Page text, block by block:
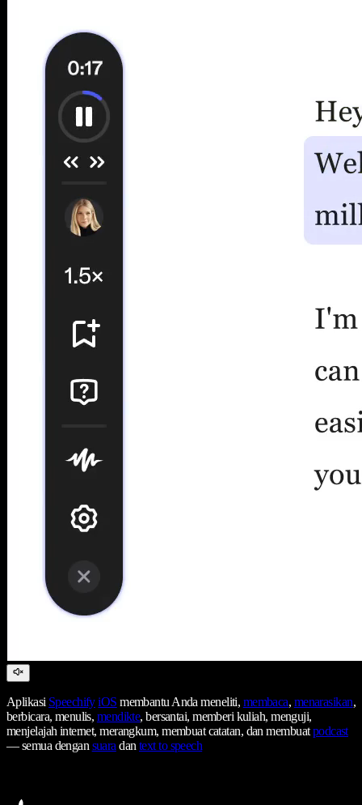
Aplikasi Speechify iOS membantu Anda meneliti, membaca, menarasikan,
berbicara, menulis, mendikte, bersantai, memberi kuliah, menguji,
menjelajah internet, merangkum, membuat catatan, dan membuatpodcast
— semua dengansuaradantext to speech